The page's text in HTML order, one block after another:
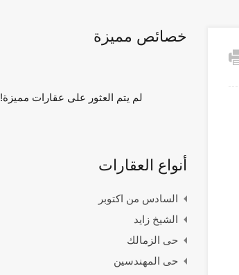
خصائص مميزة
لم يتم العثور على عقارات مميزة!
أنواع العقارات
السادس من اكتوبر
الشيخ زايد
حى الزمالك
حى المهندسين